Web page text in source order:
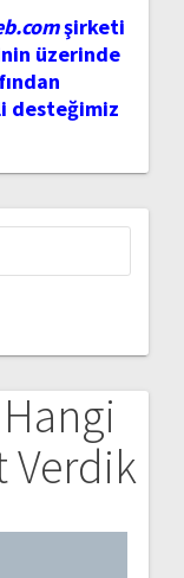
şirketi
üzerinde
desteğimiz
Verdik